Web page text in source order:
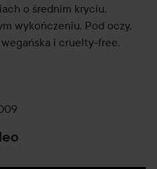
o średnim kryciu,
wykończeniu. Pod oczy,
wegańska i cruelty-free.